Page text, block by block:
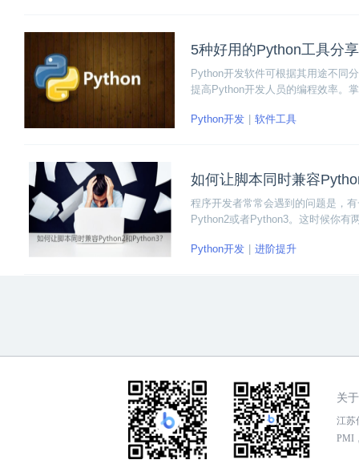
5种好用的Python工具分享
Python开发软件可根据其用途不同
提高Python开发人员的编程效率。
Python开发
软件工具
如何让脚本同时兼容
程序开发者常常会遇到的问题是，
Python2或者Python3。这时候你有
时兼容Python2和Python3。
Python开发 进阶提升
关
江苏
PMI